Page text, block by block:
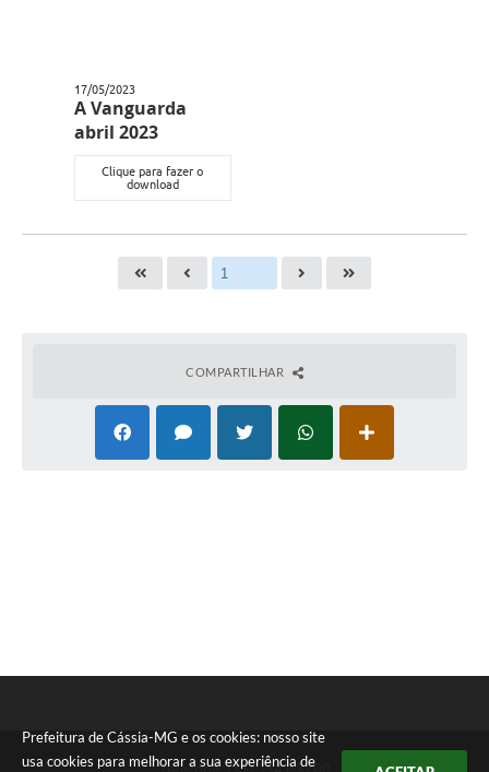
Prefeitura de Cássia-MG e os cookies: nosso site
usa cookies para melhorar a sua experiência de
17/05/2023
A Vanguarda
abril 2023
Clique para fazer o
download
COMPARTILHAR